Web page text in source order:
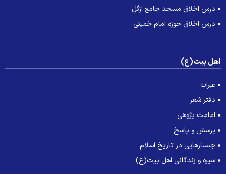
درس اخلاق مسجد جامع ازگل
درس اخلاق حوزه امام خمینی
بیت(ع)
عبرات
دفتر شعر
امامت پژوهی
پرسش و پاسخ
جستارهایی در تاریخ اسلام
سیره و زندگانی اهل بیت(ع)